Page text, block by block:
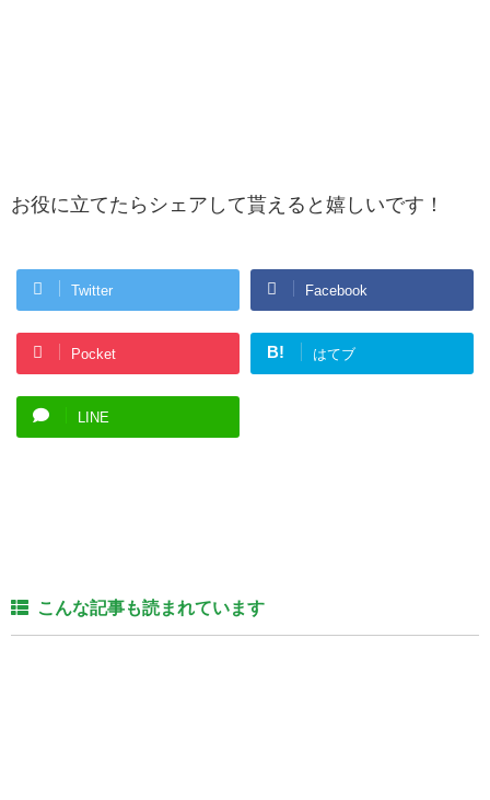
お役に立てたらシェアして貰えると嬉しいです！
Twitter Facebook
Pocket B! はてブ
LINE
こんな記事も読まれています